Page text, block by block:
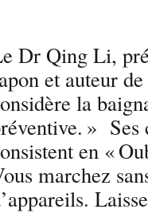
Dr Qing Li,
et auteur de
la
» Ses
en «
marchez